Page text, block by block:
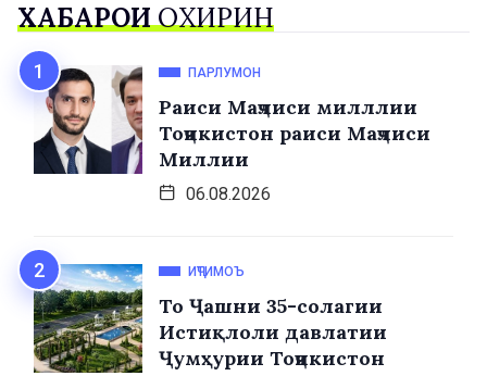
ХАБАРҲОИОХИРИН
ПАРЛУМОН
Раиси Маҷлиси милллии
Тоҷикистон раиси Маҷлиси
Миллии
06.08.2026
ИҶТИМОЪ
То Ҷашни 35-солагии
Истиқлоли давлатии
Ҷумҳурии Тоҷикистон